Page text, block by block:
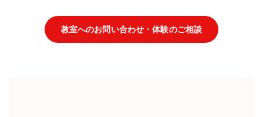
教室へのお問い合わせ・体験のご相談